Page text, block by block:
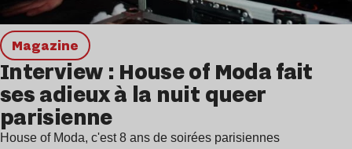
magazine
Interview : House of Moda fait
ses adieux à la nuit queer
parisienne
House of Moda, c'est 8 ans de soirées parisiennes